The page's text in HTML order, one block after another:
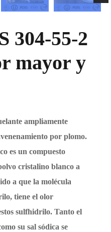
304-55-2
mayor y
ampliamente
por plomo.
es un compuesto
cristalino blanco a
a que la molécula
tiene el olor
sulfhidrilo. Tanto el
su sal sódica se